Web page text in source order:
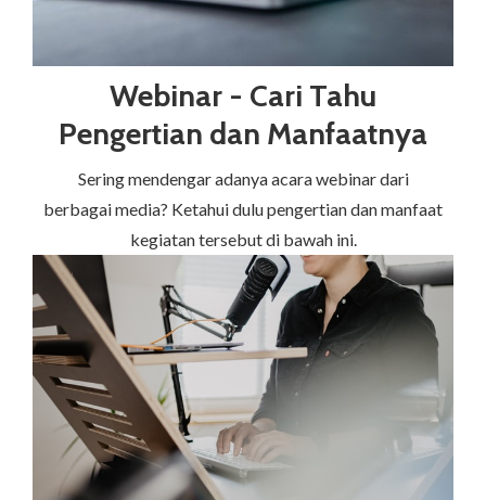
Webinar - Cari Tahu
Pengertian dan Manfaatnya
Sering mendengar adanya acara webinar dari
berbagai media? Ketahui dulu pengertian dan manfaat
kegiatan tersebut di bawah ini.